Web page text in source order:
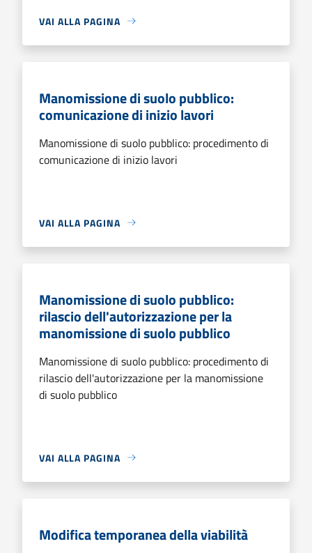
VAI ALLA PAGINA
Manomissione di suolo pubblico:
comunicazione di inizio lavori
Manomissione di suolo pubblico: procedimento di
comunicazione di inizio lavori
VAI ALLA PAGINA
Manomissione di suolo pubblico:
rilascio dell'autorizzazione per la
manomissione di suolo pubblico
Manomissione di suolo pubblico: procedimento di
rilascio dell'autorizzazione per la manomissione
di suolo pubblico
VAI ALLA PAGINA
Modifica temporanea della viabilità